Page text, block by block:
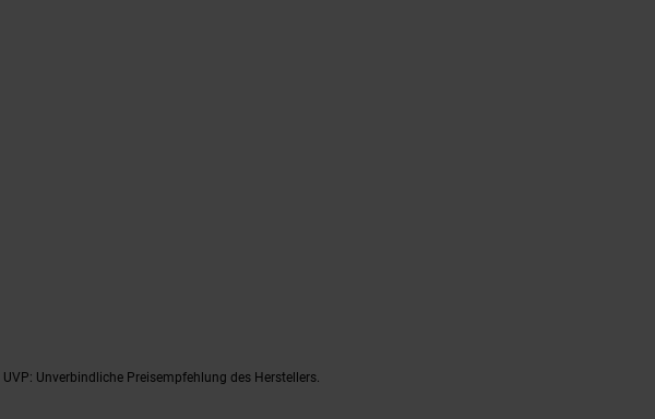
Unverbindliche Preisempfehlung des Herstellers.